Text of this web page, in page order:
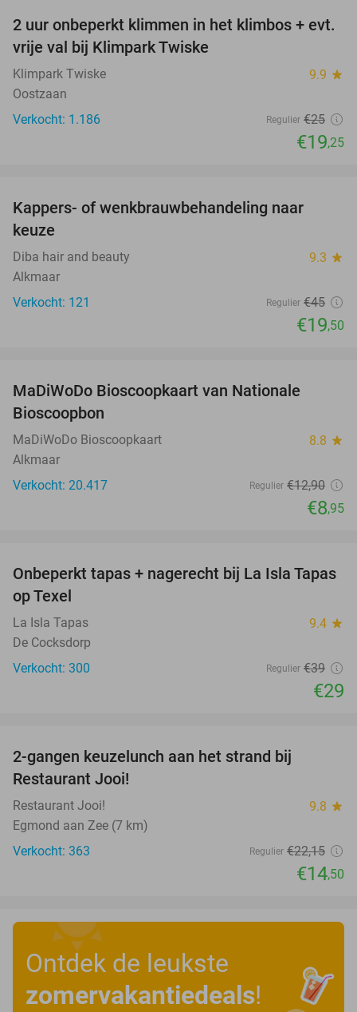
23%
2 uur onbeperkt klimmen in het klimbos + evt.
vrije val bij Klimpark Twiske
Klimpark Twiske 9.9 star
Oostzaan
Verkocht: 1.186
Regulier €25
€19,25
Kappers- of wenkbrauwbehandeling naar
keuze
Diba hair and beauty 9.3 star
Alkmaar
Verkocht: 121
Regulier €45
€19,50
MaDiWoDo Bioscoopkaart van Nationale
Bioscoopbon
MaDiWoDo Bioscoopkaart 8.8 star
Alkmaar
Verkocht: 20.417
Regulier €12,90
€8,95
26%
Onbeperkt tapas + nagerecht bij La Isla Tapas
op Texel
La Isla Tapas 9.4 star
De Cocksdorp
Verkocht: 300
Regulier €39
€29
2-gangen keuzelunch aan het strand bij
Restaurant Jooi!
Restaurant Jooi! 9.8 star
Egmond aan Zee (7 km)
Verkocht: 363
Regulier €22,15
€14,50
Ontdek de leukste
zomervakantiedeals!